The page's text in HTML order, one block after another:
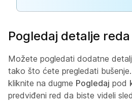
Pogledaj detalje reda
Možete pogledati dodatne
tako što ćete pregledati
kliknite na dugme Pogledaj pod
predviđeni red da biste videli